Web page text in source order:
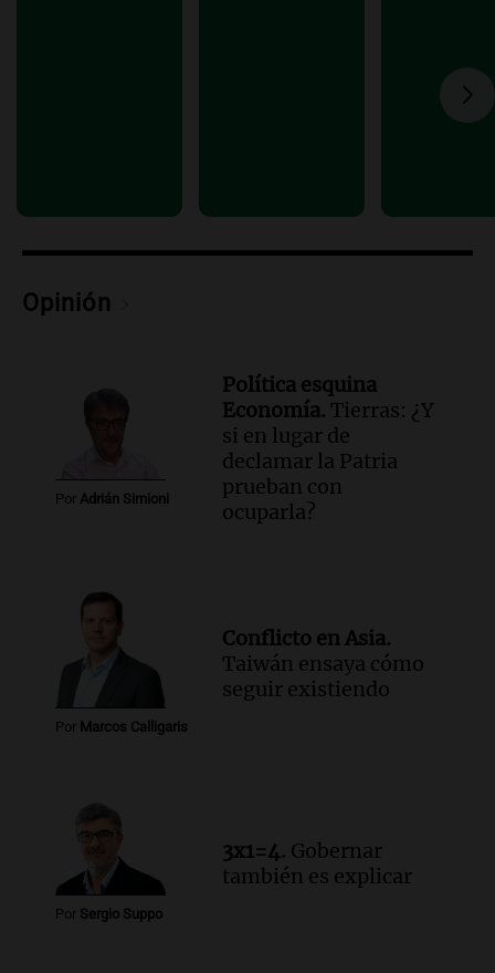
propiedad privada genera preocupación
Panorama Federal
Opinión
Por Adrián Simioni
Política esquina
Economía. Tierras: ¿Y
si en lugar de
declamar la Patria
prueban con
ocuparla?
Por Marcos Calligaris
Conflicto en Asia.
Taiwán ensaya cómo
seguir existiendo
Por Sergio Suppo
3x1=4. Gobernar
también es explicar